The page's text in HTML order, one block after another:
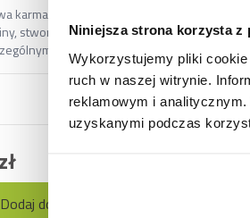
Niniejsza strona korzysta z
Wykorzystujemy pliki
ruch w naszej witrynie.
reklamowym i
uzyskanymi podczas
dużych ras
karma wysokiej jakości na
stworzona z myślą o
wymaganiami
chroniąc ich układ
odporność. Dedykowana
powyżej 25 kg.
Dodaj do koszyka
14kg